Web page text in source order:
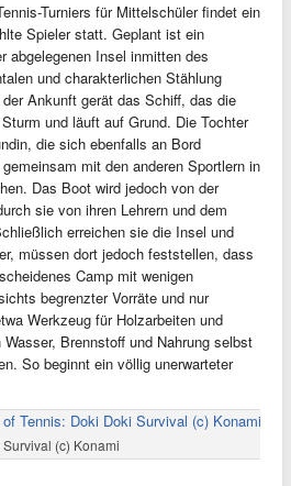
Turniers für Mittelschüler findet ein
Spieler statt. Geplant ist ein
abgelegenen Insel inmitten des
und charakterlichen Stählung
Ankunft gerät das Schiff, das die
und läuft auf Grund. Die Tochter
die sich ebenfalls an Bord
mit den anderen Sportlern in
Das Boot wird jedoch von der
sie von ihren Lehrern und dem
erreichen sie die Insel und
müssen dort jedoch feststellen, dass
Camp mit wenigen
begrenzter Vorräte und nur
Werkzeug für Holzarbeiten und
Brennstoff und Nahrung selbst
So beginnt ein völlig unerwarteter
(c) Konami